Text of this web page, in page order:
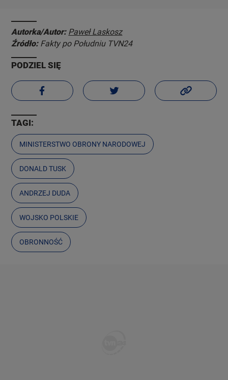
Autorka/Autor: Paweł Laskosz
Źródło: Fakty po Południu TVN24
PODZIEL SIĘ
TAGI:
MINISTERSTWO OBRONY NARODOWEJ
DONALD TUSK
ANDRZEJ DUDA
WOJSKO POLSKIE
OBRONNOŚĆ